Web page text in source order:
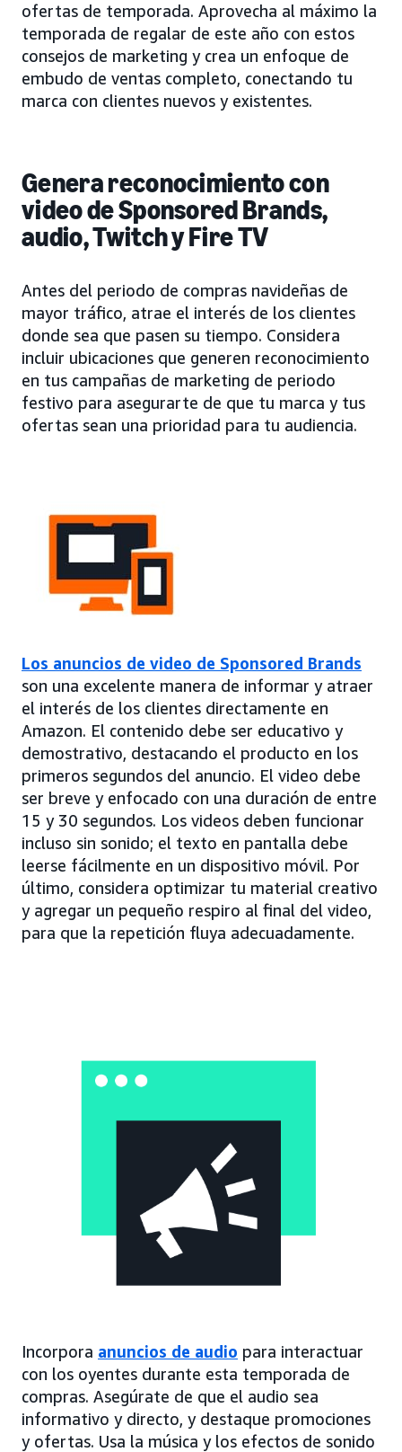
ofertas de temporada. Aprovecha al máximo la
temporada de regalar de este año con estos
consejos de marketing y crea un enfoque de
embudo de ventas completo, conectando tu
marca con clientes nuevos y existentes.
Genera reconocimiento con
video de Sponsored Brands,
audio, Twitch y Fire TV
Antes del periodo de compras navideñas de
mayor tráfico, atrae el interés de los clientes
donde sea que pasen su tiempo. Considera
incluir ubicaciones que generen reconocimiento
en tus campañas de marketing de periodo
festivo para asegurarte de que tu marca y tus
ofertas sean una prioridad para tu audiencia.
Los anuncios de video de Sponsored Brands
son una excelente manera de informar y atraer
el interés de los clientes directamente en
Amazon. El contenido debe ser educativo y
demostrativo, destacando el producto en los
primeros segundos del anuncio. El video debe
ser breve y enfocado con una duración de entre
15 y 30 segundos. Los videos deben funcionar
incluso sin sonido; el texto en pantalla debe
leerse fácilmente en un dispositivo móvil. Por
último, considera optimizar tu material creativo
y agregar un pequeño respiro al final del video,
para que la repetición fluya adecuadamente.
Incorpora anuncios de audio para interactuar
con los oyentes durante esta temporada de
compras. Asegúrate de que el audio sea
informativo y directo, y destaque promociones
y ofertas. Usa la música y los efectos de sonido